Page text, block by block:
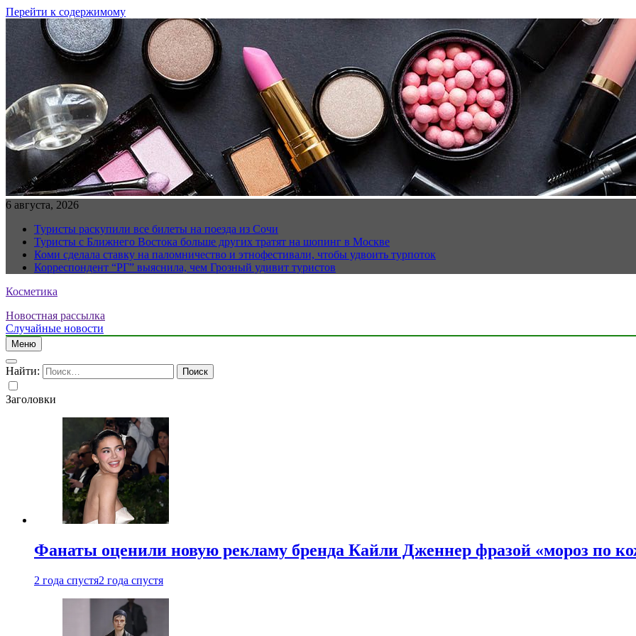
Перейти к содержимому
6 августа, 2026
Туристы раскупили все билеты на поезда из Сочи
Туристы с Ближнего Востока больше других тратят на шопинг в Москве
Коми сделала ставку на паломничество и этнофестивали, чтобы удвоить турпоток
Корреспондент “РГ” выяснила, чем Грозный удивит туристов
Косметика
Новостная рассылка
Случайные новости
Меню
Найти:
Заголовки
Фанаты оценили новую рекламу бренда Кайли Дженнер фразой «мороз по
2 года спустя2 года спустя